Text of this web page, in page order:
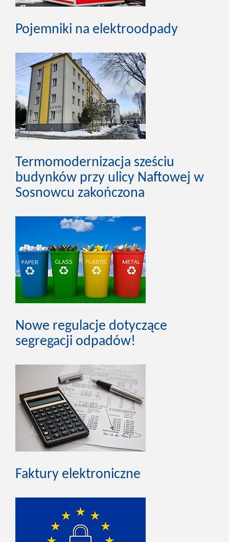
Pojemniki na elektroodpady
Termomodernizacja sześciu
budynków przy ulicy Naftowej w
Sosnowcu zakończona
Nowe regulacje dotyczące
segregacji odpadów!
Faktury elektroniczne